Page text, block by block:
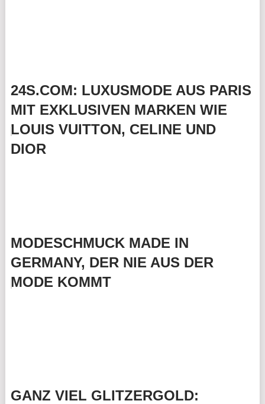
24S.COM: LUXUSMODE AUS PARIS
MIT EXKLUSIVEN MARKEN WIE
LOUIS VUITTON, CELINE UND
DIOR
MODESCHMUCK MADE IN
GERMANY, DER NIE AUS DER
MODE KOMMT
GANZ VIEL GLITZERGOLD: